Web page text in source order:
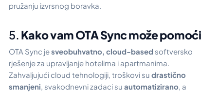
pružanju izvrsnog boravka.
5. Kako vam OTA Sync može pomoći
OTA Sync jesveobuhvatno, cloud-based softversko
rješenje za upravljanje hotelima i apartmanima.
Zahvaljujući cloud tehnologiji, troškovi su drastično
smanjeni, svakodnevni zadaci su automatizirano, a